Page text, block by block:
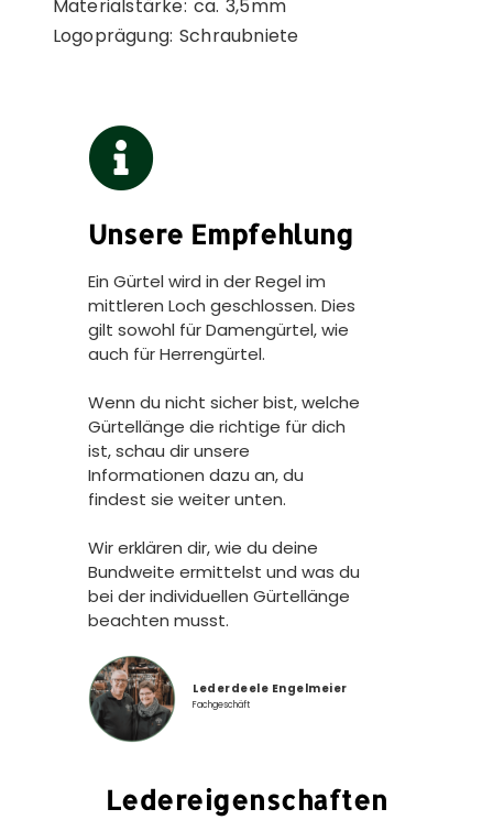
Materialstärke: ca. 3,5mm
Logoprägung: Schraubniete
Unsere Empfehlung
Ein Gürtel wird in der Regel im
mittleren Loch geschlossen. Dies
gilt sowohl für Damengürtel, wie
auch für Herrengürtel.
Wenn du nicht sicher bist, welche
Gürtellänge die richtige für dich
ist, schau dir unsere
Informationen dazu an, du
findest sie weiter unten.
Wir erklären dir, wie du deine
Bundweite ermittelst und was du
bei der individuellen Gürtellänge
beachten musst.
Lederdeele Engelmeier
Fachgeschäft
Ledereigenschaften